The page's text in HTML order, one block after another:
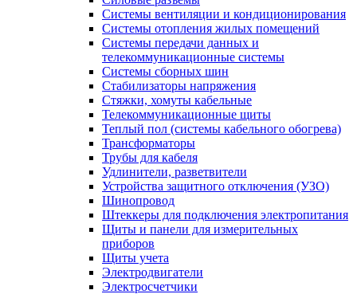
Системы вентиляции и кондиционирования
Системы отопления жилых помещений
Системы передачи данных и
телекоммуникационные системы
Системы сборных шин
Стабилизаторы напряжения
Стяжки, хомуты кабельные
Телекоммуникационные щиты
Теплый пол (системы кабельного обогрева)
Трансформаторы
Трубы для кабеля
Удлинители, разветвители
Устройства защитного отключения (УЗО)
Шинопровод
Штеккеры для подключения электропитания
Щиты и панели для измерительных
приборов
Щиты учета
Электродвигатели
Электросчетчики